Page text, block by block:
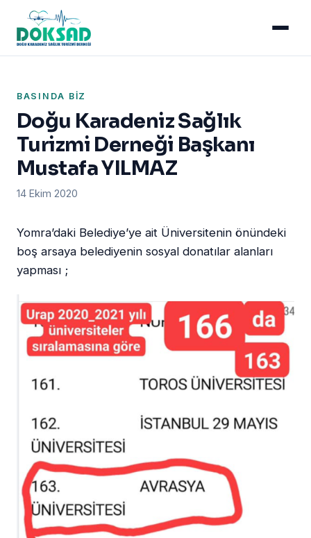
BASINDA BIZ
Doğu Karadeniz Sağlık
Turizmi Derneği Başkanı
Mustafa YILMAZ
14 Ekim 2020
Yomra’daki Belediye’ye ait Üniversitenin önündeki
boş arsaya belediyenin sosyal donatılar alanları
yapması ;